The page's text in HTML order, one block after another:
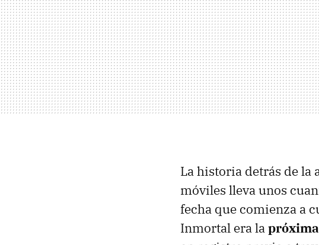
La historia detrás de la
móviles lleva unos
fecha que comienza a
Inmortal era la